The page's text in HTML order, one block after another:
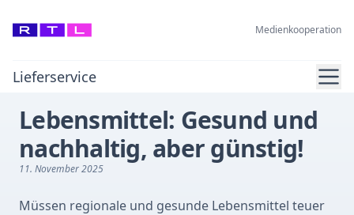
Medienkooperation
Lieferservice
Lebensmittel: Gesund und
nachhaltig, aber günstig!
11. November 2025
Müssen regionale und gesunde Lebensmittel teuer